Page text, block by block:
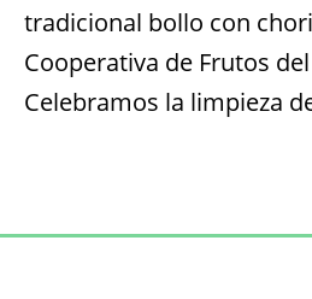
tradicional bollo con
Cooperativa de Frutos
Celebramos la limpieza